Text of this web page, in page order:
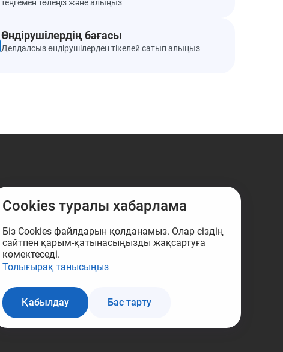
теңгемен төлеңіз және алыңыз
Өндірушілердің бағасы
Делдалсыз өндірушілерден тікелей сатып алыңыз
Cookies туралы хабарлама
Біз Cookies файлдарын қолданамыз. Олар сіздің
сайтпен қарым-қатынасыңызды жақсартуға
көмектеседі.
Толығырақ танысыңыз
Қабылдау Бас тарту